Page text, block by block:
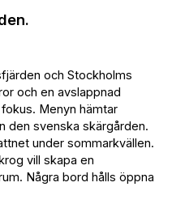
och Stockholms
och en avslappnad
Menyn hämtar
den svenska skärgården.
under sommarkvällen.
vill skapa en
Några bord hålls öppna